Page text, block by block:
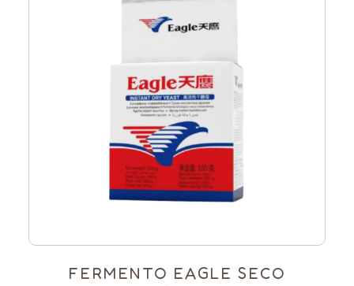
FERMENTO EAGLE SECO